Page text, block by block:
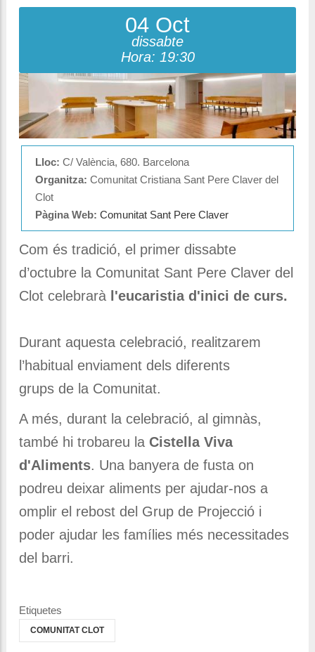
04 Oct
dissabte
Hora: 19:30
Lloc: C/ València, 680. Barcelona
Organitza: Comunitat Cristiana Sant Pere Claver del
Clot
Pàgina Web: Comunitat Sant Pere Claver
Com és tradició, el primer dissabte
d’octubre la Comunitat Sant Pere Claver del
Clot celebrarà l'eucaristia d'inici de curs.
Durant aquesta celebració, realitzarem
l’habitual enviament dels diferents
grups de la Comunitat.
A més, durant la celebració, al gimnàs,
també hi trobareu la Cistella Viva
d'Aliments. Una banyera de fusta on
podreu deixar aliments per ajudar-nos a
omplir el rebost del Grup de Projecció i
poder ajudar les famílies més necessitades
del barri.
Etiquetes
COMUNITAT CLOT